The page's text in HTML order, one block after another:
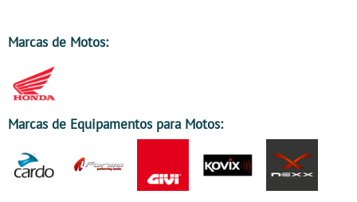
Marcas de Motos:
Marcas de Equipamentos para Motos: